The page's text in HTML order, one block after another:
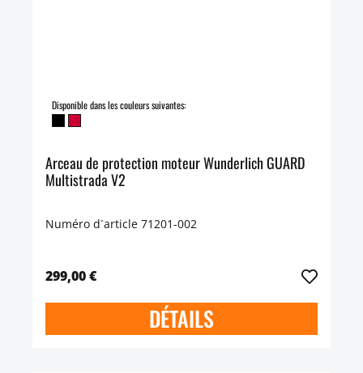
Disponible dans les couleurs suivantes:
Arceau de protection moteur Wunderlich GUARD
Multistrada V2
Numéro d´article 71201-002
299,00 €
DÉTAILS